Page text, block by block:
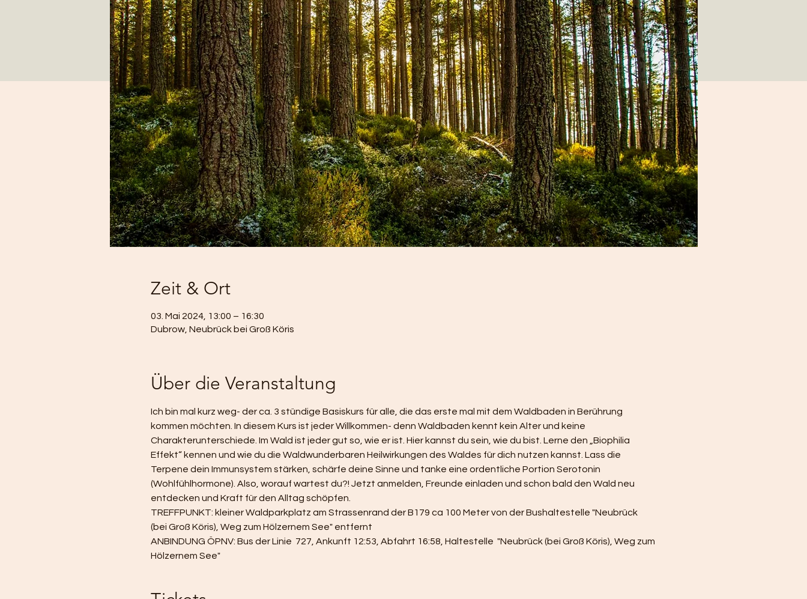
Zeit & Ort
03. Mai 2024, 13:00 – 16:30
Dubrow, Neubrück bei Groß Köris
Über die Veranstaltung
Ich bin mal kurz weg- der ca. 3 stündige Basiskurs für alle, die das erste mal mit dem Waldbaden in Berührung
kommen möchten. In diesem Kurs ist jeder Willkommen- denn Waldbaden kennt kein Alter und keine
Charakterunterschiede. Im Wald ist jeder gut so, wie er ist. Hier kannst du sein, wie du bist. Lerne den „Biophilia
Effekt“ kennen und wie du die Waldwunderbaren Heilwirkungen des Waldes für dich nutzen kannst. Lass die
Terpene dein Immunsystem stärken, schärfe deine Sinne und tanke eine ordentliche Portion Serotonin
(Wohlfühlhormone). Also, worauf wartest du?! Jetzt anmelden, Freunde einladen und schon bald den Wald neu
entdecken und Kraft für den Alltag schöpfen.
TREFFPUNKT: kleiner Waldparkplatz am Strassenrand der B179 ca 100 Meter von der Bushaltestelle "Neubrück
(bei Groß Köris), Weg zum Hölzernem See" entfernt
ANBINDUNG ÖPNV: Bus der Linie  727, Ankunft 12:53, Abfahrt 16:58, Haltestelle  "Neubrück (bei Groß Köris), Weg zum
Hölzernem See"